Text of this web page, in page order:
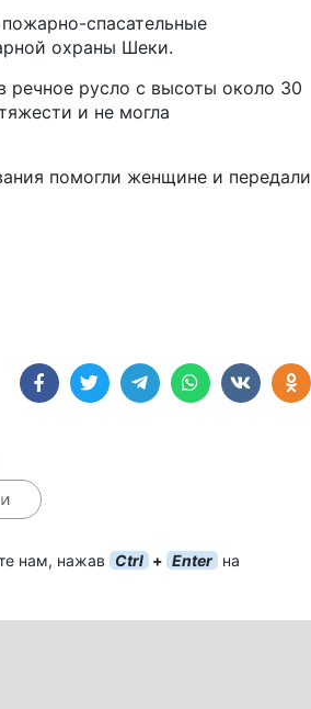
спасательные
охраны Шеки.
речное русло с высоты около 30
и не могла
помогли женщине и передали
нам, нажав Ctrl + Enter на